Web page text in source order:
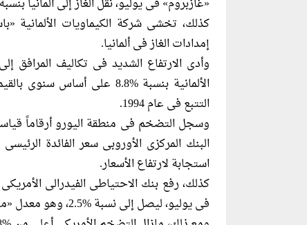
كذلك، تخشى شركة الكيماويات الألمانية
إمدادات الغاز فى ألمانيا.
وأدى الارتفاع الشديد فى تكاليف المرافق
الألمانية بنسبة %8.8 على
التتبع فى عام 1994.
استجابة لارتفاع الأسعار.
فى يوليو، ليصل إلى نسبة %2.5، وهو معدل «محايد» لا يتوقع أن يساعد فى تهدئة أو تعزيز الاقتصاد.